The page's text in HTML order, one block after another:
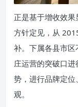
正是基于增收效
方针定见，从
补。下属各县市
庄运营的突破口
势，进行品牌定
观。